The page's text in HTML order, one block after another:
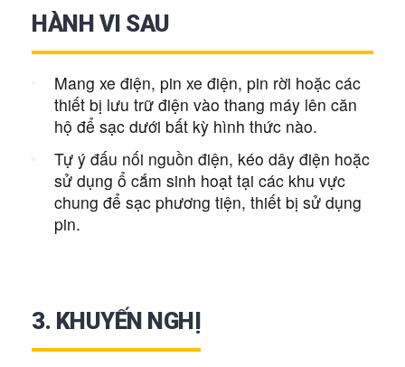
HÀNH VI SAU
Mang xe điện, pin xe điện, pin rời hoặc các
thiết bị lưu trữ điện vào thang máy lên căn
hộ để sạc dưới bất kỳ hình thức nào.
Tự ý đấu nối nguồn điện, kéo dây điện hoặc
sử dụng ổ cắm sinh hoạt tại các khu vực
chung để sạc phương tiện, thiết bị sử dụng
pin.
3. KHUYẾN NGHỊ